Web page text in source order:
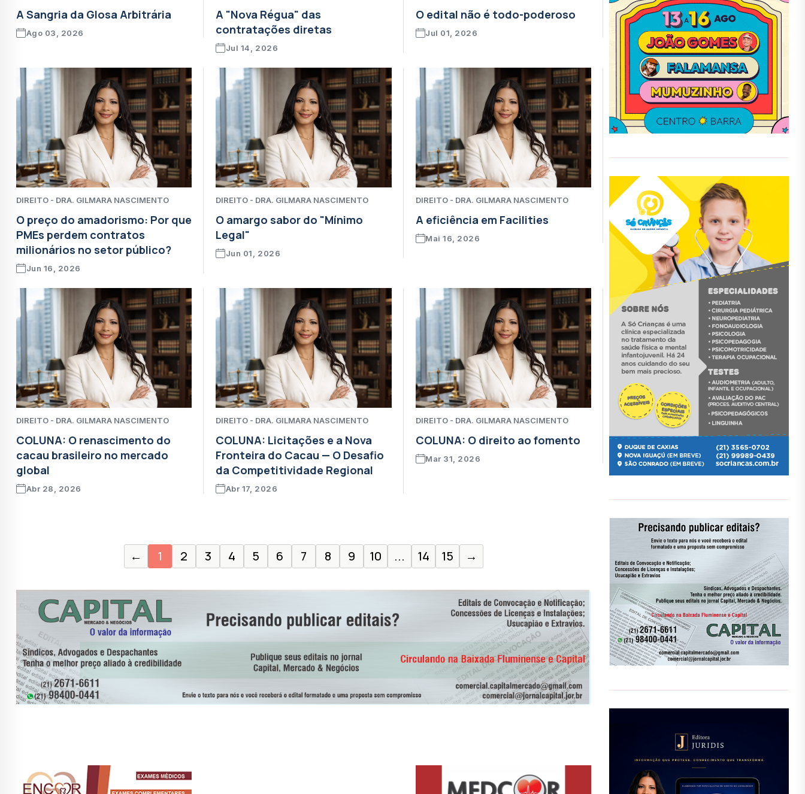
A Sangria da Glosa Arbitrária
Ago 03, 2026
A "Nova Régua" das
contratações diretas
Jul 14, 2026
O edital não é todo-poderoso
Jul 01, 2026
DIREITO - DRA. GILMARA NASCIMENTO
O preço do amadorismo: Por que
PMEs perdem contratos
milionários no setor público?
Jun 16, 2026
DIREITO - DRA. GILMARA NASCIMENTO
O amargo sabor do "Mínimo
Legal"
Jun 01, 2026
DIREITO - DRA. GILMARA NASCIMENTO
A eficiência em Facilities
Mai 16, 2026
DIREITO - DRA. GILMARA NASCIMENTO
COLUNA: O renascimento do
cacau brasileiro no mercado
global
Abr 28, 2026
DIREITO - DRA. GILMARA NASCIMENTO
COLUNA: Licitações e a Nova
Fronteira do Cacau — O Desafio
da Competitividade Regional
Abr 17, 2026
DIREITO - DRA. GILMARA NASCIMENTO
COLUNA: O direito ao fomento
Mar 31, 2026
← 1 2 3 4 5 6 7 8 9 10 ... 14 15 →